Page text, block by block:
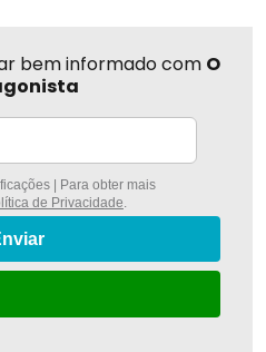
bem informado com O
| Para obter mais
de Privacidade.